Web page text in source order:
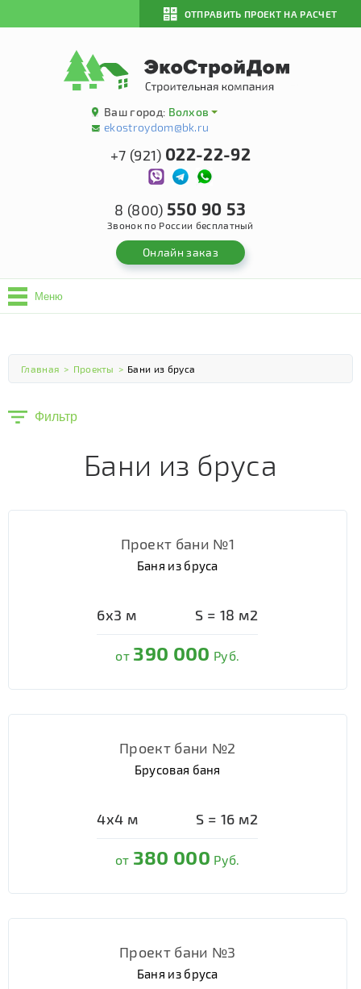
ОТПРАВИТЬ ПРОЕКТ НА РАСЧЕТ
Ваш город: Волхов
ekostroydom@bk.ru
+7 (921) 022-22-92
8 (800) 550 90 53
Звонок по России бесплатный
Онлайн заказ
Меню
Главная > Проекты > Бани из бруса
Фильтр
Бани из бруса
Проект бани №1
Баня из бруса
6х3 м S = 18 м2
от 390 000 Руб.
Проект бани №2
Брусовая баня
4х4 м S = 16 м2
от 380 000 Руб.
Проект бани №3
Баня из бруса